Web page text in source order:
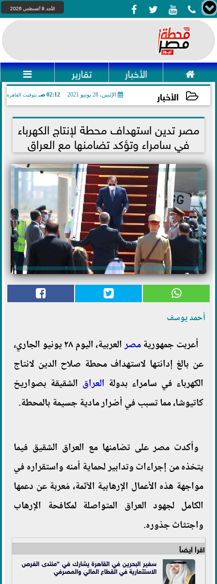
    الأحد 9 أغسطس 2026
 الأخبار تقارير 
الأخبار الإثنين، 28 يونيو 2021 02:12 صـ بتوقيت القاهرة
2021-06-28 02:12:33
مصر تدين استهداف محطة لإنتاج الكهرباء
في سامراء وتؤكد تضامنها مع العراق
أحمد يوسف
أعربت جمهوريةمصر
العربية، اليوم ٢٨ يونيو الجاري،
عن بالغ إدانتها لاستهداف محطة صلاح الدين لانتاج
الكهرباء في سامراء بدولة العراق الشقيقة بصواريخ
كاتيوشا، مما تسبب في أضرار مادية جسيمة بالمحطة.
وأكدت مصر على تضامنها مع العراق الشقيق فيما
يتخذه من إجراءات وتدابير لحماية أمنه واستقراره في
مواجهة هذه الأعمال الإرهابية الآثمة، مُعربة عن دعمها
الكامل لجهود العراق المتواصلة لمكافحة الإرهاب
واجتثاث جذوره.
اقرأ أيضاً
سفير البحرين في القاهرة يشارك في ”منتدى الفرص
الاستثمارية في القطاع المالي والمصرفي